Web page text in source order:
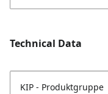
Technical Data
KIP - Produktgruppe